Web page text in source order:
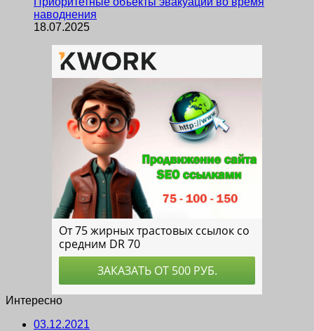
наводнения
18.07.2025
Интересно
03.12.2021